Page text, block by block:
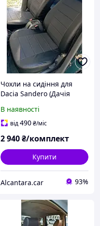
Чохли на сидіння для
Dacia Sandero (Дачія
екошкіра еластична
В наявності
від490₴/міс
2 940₴/комплект
Купити
Alcantara.car 93%